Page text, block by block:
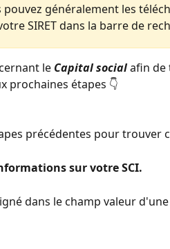
pouvez généralement les
SIRET dans la barre de
le Capital social afin de
prochaines étapes 👇
précédentes pour trouver
sur votre SCI.
dans le champ valeur